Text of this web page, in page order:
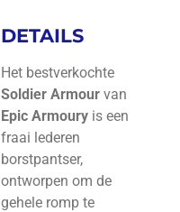
DETAILS
Het bestverkochte
Soldier Armour van
Epic Armoury is een
fraai lederen
borstpantser,
ontworpen om de
gehele romp te